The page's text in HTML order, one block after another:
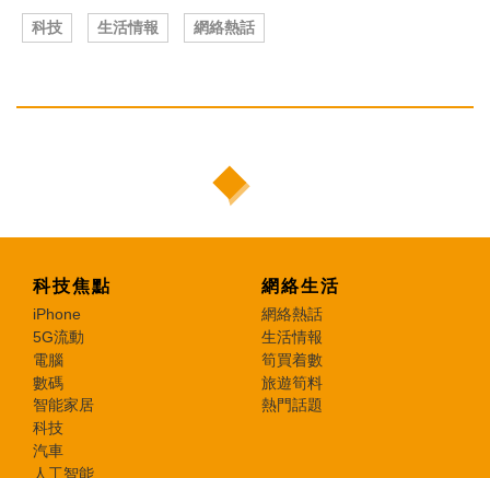
科技 生活情報 網絡熱話
科技焦點
iPhone
5G流動
電腦
數碼
智能家居
科技
汽車
人工智能
網絡生活
網絡熱話
生活情報
筍買着數
旅遊筍料
熱門話題